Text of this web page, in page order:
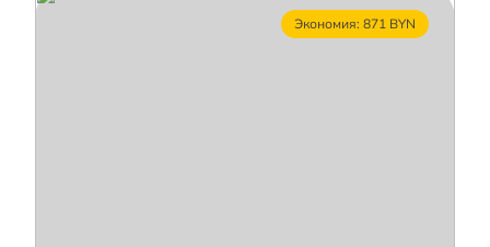
Экономия: 871 BYN